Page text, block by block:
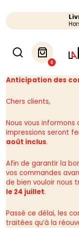
0
Anticipation des
Chers clients,
Nous vous
impressions seront
août inclus.
Afin de garantir la
vos commandes
de bien vouloir nous
le 24 juillet.
Passé ce délai, les
traitées qu’à la